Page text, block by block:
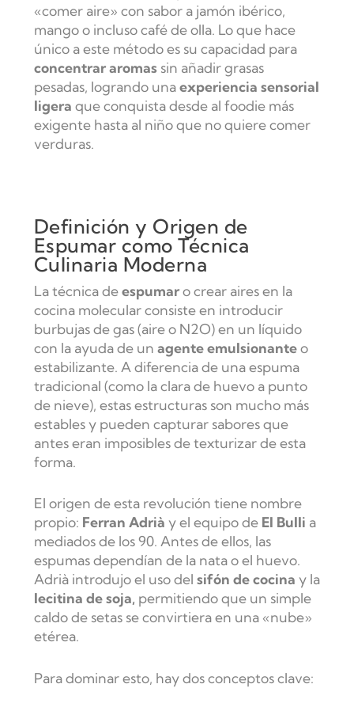
«comer aire» con sabor a jamón ibérico,
mango o incluso café de olla. Lo que hace
único a este método es su capacidad para
concentrar aromas sin añadir grasas
pesadas, logrando unaexperiencia sensorial
ligera que conquista desde al foodie más
exigente hasta al niño que no quiere comer
verduras.
Definición y Origen de
Espumar como Técnica
Culinaria Moderna
La técnica deespumaro crear aires en la
cocina molecular consiste en introducir
burbujas de gas (aire o N2O) en un líquido
con la ayuda de un agente emulsionanteo
estabilizante. A diferencia de una espuma
tradicional (como la clara de huevo a punto
de nieve), estas estructuras son mucho más
estables y pueden capturar sabores que
antes eran imposibles de texturizar de esta
forma.
El origen de esta revolución tiene nombre
propio: Ferran Adrià y el equipo de El Bulli a
mediados de los 90. Antes de ellos, las
espumas dependían de la nata o el huevo.
Adrià introdujo el uso del sifón de cocina y la
lecitina de soja, permitiendo que un simple
caldo de setas se convirtiera en una «nube»
etérea.
Para dominar esto, hay dos conceptos clave: